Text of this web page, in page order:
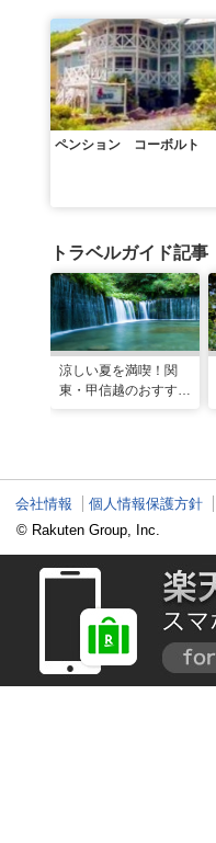
ペンション コーボルト
トラベルガイド記事
涼しい夏を満喫！関
東・甲信越のおすすめ
会社情報 個人情報保護方針
© Rakuten Group, Inc.